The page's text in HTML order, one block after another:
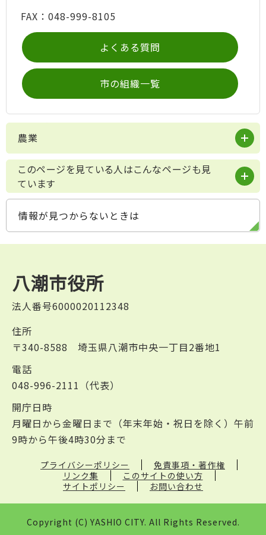
FAX：048-999-8105
よくある質問
市の組織一覧
農業
このページを見ている人はこんなページも見
ています
情報が見つからないときは
八潮市役所
法人番号6000020112348
住所
〒340-8588 埼玉県八潮市中央一丁目2番地1
電話
048-996-2111（代表）
開庁日時
月曜日から金曜日まで（年末年始・祝日を除く）午前
9時から午後4時30分まで
プライバシーポリシー
免責事項・著作権
リンク集
このサイトの使い方
サイトポリシー
お問い合わせ
Copyright (C) YASHIO CITY. All Rights Reserved.